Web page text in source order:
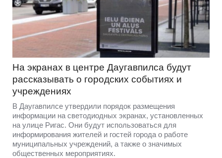
На экранах в центре Даугавпилса будут
рассказывать о городских событиях и
учреждениях
В Даугавпилсе утвердили порядок размещения
информации на светодиодных экранах, установленных
на улице Ригас. Они будут использоваться для
информирования жителей и гостей города о работе
муниципальных учреждений, а также о значимых
общественных мероприятиях.